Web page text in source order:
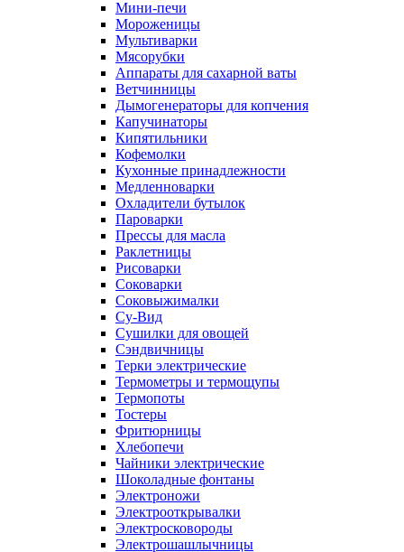
Мини-печи
Мороженицы
Мультиварки
Мясорубки
Аппараты для сахарной ваты
Ветчинницы
Дымогенераторы для копчения
Капучинаторы
Кипятильники
Кофемолки
Кухонные принадлежности
Медленноварки
Охладители бутылок
Пароварки
Прессы для масла
Раклетницы
Рисоварки
Соковарки
Соковыжималки
Су-Вид
Сушилки для овощей
Сэндвичницы
Терки электрические
Термометры и термощупы
Термопоты
Тостеры
Фритюрницы
Хлебопечи
Чайники электрические
Шоколадные фонтаны
Электроножи
Электрооткрывалки
Электросковороды
Электрошашлычницы